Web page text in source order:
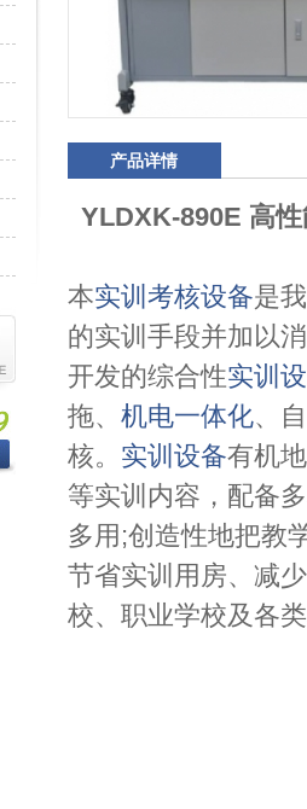
产品详情
YLDXK-890E 高
本实训考核设备是
的实训手段并加以
开发的综合性实训
拖、 机电一体化、
核。 实训设备有机
等实训内容，配备
多用;创造性地把教
节省实训用房、减
校、职业学校及各